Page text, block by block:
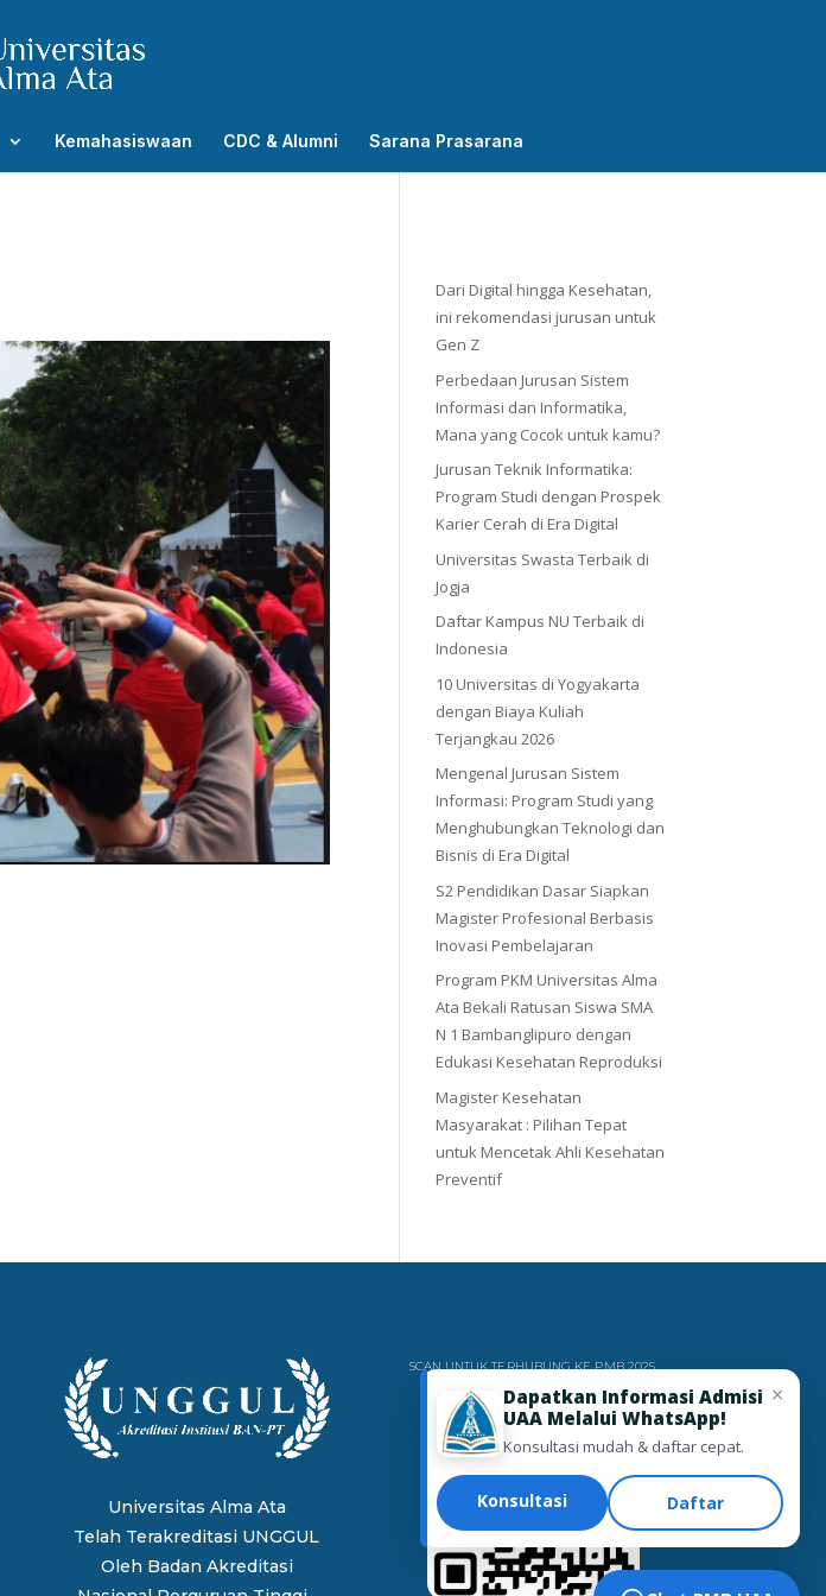
Kemahasiswaan CDC & Alumni Sarana Prasarana
Dari Digital hingga Kesehatan,
ini rekomendasi jurusan untuk
Gen Z
Perbedaan Jurusan Sistem
Informasi dan Informatika,
Mana yang Cocok untuk kamu?
Jurusan Teknik Informatika:
Program Studi dengan Prospek
Karier Cerah di Era Digital
Universitas Swasta Terbaik di
Jogja
Daftar Kampus NU Terbaik di
Indonesia
10 Universitas di Yogyakarta
dengan Biaya Kuliah
Terjangkau 2026
Mengenal Jurusan Sistem
Informasi: Program Studi yang
Menghubungkan Teknologi dan
Bisnis di Era Digital
S2 Pendidikan Dasar Siapkan
Magister Profesional Berbasis
Inovasi Pembelajaran
Program PKM Universitas Alma
Ata Bekali Ratusan Siswa SMA
N 1 Bambanglipuro dengan
Edukasi Kesehatan Reproduksi
Magister Kesehatan
Masyarakat : Pilihan Tepat
untuk Mencetak Ahli Kesehatan
Preventif
Universitas Alma Ata
Telah Terakreditasi UNGGUL
Oleh Badan Akreditasi
SCAN UNTUK TERHUBUNG KE PMB 2025
×
Dapatkan Informasi Admisi
UAA Melalui WhatsApp!
Konsultasi mudah & daftar cepat.
Konsultasi Daftar